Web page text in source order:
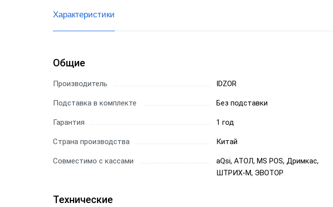
Сканеры Честный Знак
Сканеры для 1С
Сканеры ЕГАИС
Характеристики
Общие
Производитель IDZOR
Подставка в комплекте Без подставки
Гарантия 1 год
Страна производства Китай
Совместимо с кассами
aQsi, АТОЛ, MS POS, Дримкас,
ШТРИХ-М, ЭВОТОР
Технические